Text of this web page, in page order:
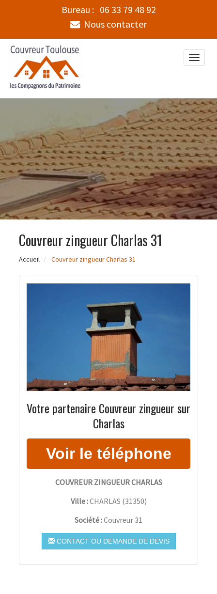
Bureau : 06 33 79 48 92
Nous contacter
Toggle
Couvreur zingueur Charlas 31
Accueil Couvreur zingueur Charlas 31
Votre partenaire Couvreur zingueur sur
Charlas
COUVREUR ZINGUEUR CHARLAS
Ville :CHARLAS (31350)
Société :Couvreur 31
CONTACT OU DEMANDE DE DEVIS